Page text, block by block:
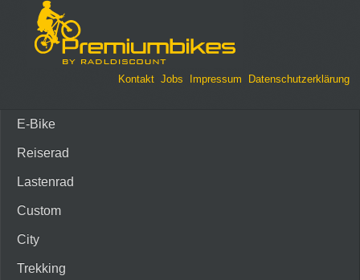
Kontakt Jobs Impressum Datenschutzerklärung
E-Bike
Reiserad
Lastenrad
Custom
City
Trekking